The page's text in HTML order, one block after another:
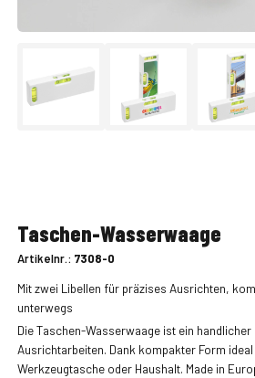
Taschen-Wasserwaage
Artikelnr.: 7308-0
Mit zwei Libellen für präzises Ausrichten,
unterwegs
Die Taschen-Wasserwaage ist ein
Ausrichtarbeiten. Dank kompakter Form
Werkzeugtasche oder Haushalt. Made in